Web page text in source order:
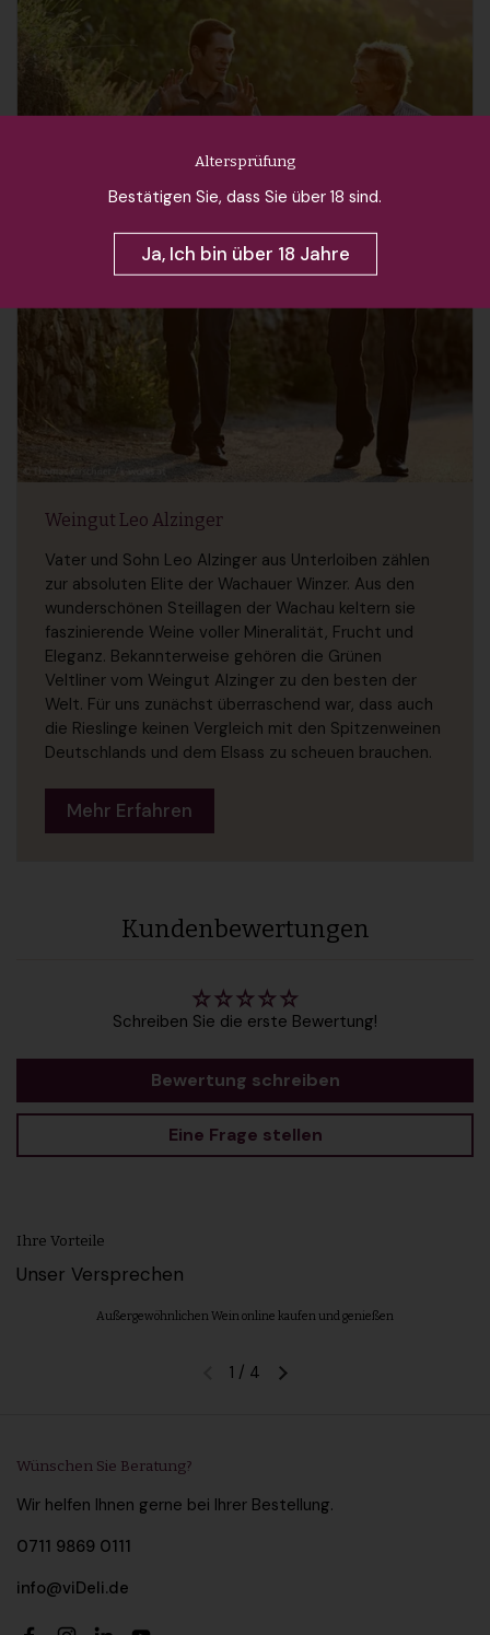
Weingut Leo Alzinger
Vater und Sohn Leo Alzinger aus Unterloiben zählen
zur absoluten Elite der Wachauer Winzer. Aus den
wunderschönen Steillagen der Wachau keltern sie
faszinierende Weine voller Mineralität, Frucht und
Eleganz. Bekannterweise gehören die Grünen
Veltliner vom Weingut Alzinger zu den besten der
Welt. Für uns zunächst überraschend war, dass auch
die Rieslinge keinen Vergleich mit den Spitzenweinen
Deutschlands und dem Elsass zu scheuen brauchen.
Mehr Erfahren
Kundenbewertungen
Schreiben Sie die erste Bewertung!
Bewertung schreiben
Eine Frage stellen
Ihre Vorteile
Unser Versprechen
Außergewöhnlichen Wein online kaufen und genießen
Vorherige FolieNächste Folie
1 / 4
Wünschen Sie Beratung?
Wir helfen Ihnen gerne bei Ihrer Bestellung.
0711 9869 0111
info@viDeli.de
Altersprüfung
Bestätigen Sie, dass Sie über 18 sind.
Ja, Ich bin über 18 Jahre